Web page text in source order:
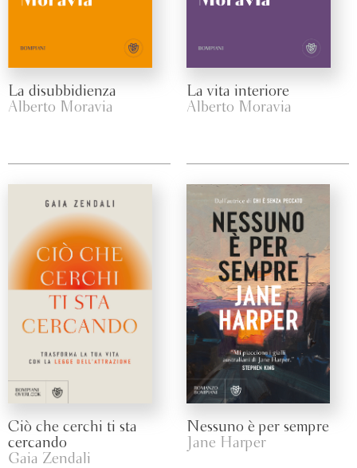
La disubbidienza
Alberto Moravia
La vita interiore
Alberto Moravia
Ciò che cerchi ti sta
cercando
Gaia Zendali
Nessuno è per sempre
Jane Harper